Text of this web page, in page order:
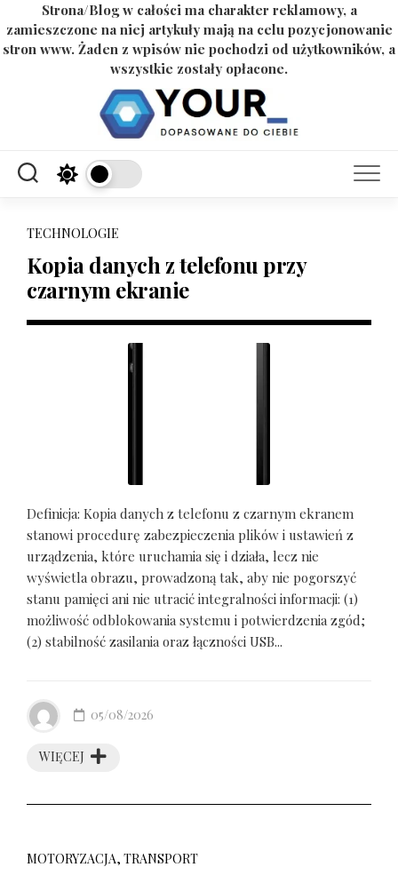
Strona/Blog w całości ma charakter reklamowy, a
zamieszczone na niej artykuły mają na celu pozycjonowanie
stron www. Żaden z wpisów nie pochodzi od użytkowników, a
wszystkie zostały opłacone.
TECHNOLOGIE
Kopia danych z telefonu przy
czarnym ekranie
Definicja: Kopia danych z telefonu z czarnym ekranem
stanowi procedurę zabezpieczenia plików i ustawień z
urządzenia, które uruchamia się i działa, lecz nie
wyświetla obrazu, prowadzoną tak, aby nie pogorszyć
stanu pamięci ani nie utracić integralności informacji: (1)
możliwość odblokowania systemu i potwierdzenia zgód;
(2) stabilność zasilania oraz łączności USB...
WIĘCEJ
05/08/2026
MOTORYZACJA, TRANSPORT